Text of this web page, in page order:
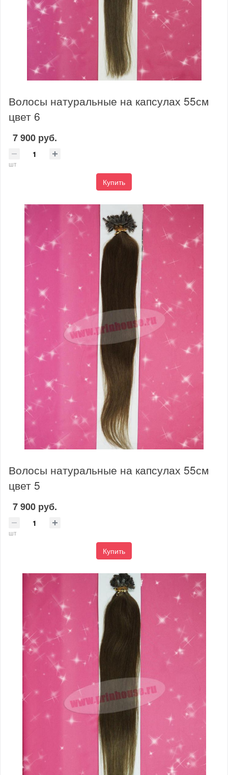
Волосы натуральные на капсулах 55см
цвет 6
7 900 руб.
шт
Купить
Волосы натуральные на капсулах 55см
цвет 5
7 900 руб.
шт
Купить